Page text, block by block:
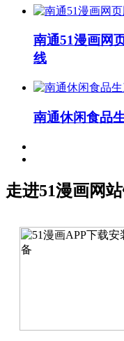
南通51漫画网
线
南通休闲食品
走进51漫画网